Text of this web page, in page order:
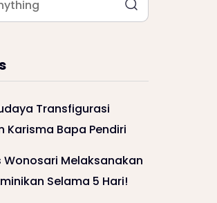
Transfigurasi
Karisma Bapa Pendiri
Wonosari Melaksanakan
Selama 5 Hari!